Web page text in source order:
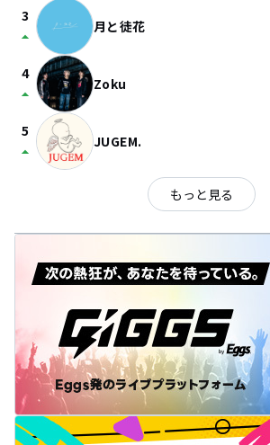
3
arrow_drop_up 月と徒花
4
arrow_drop_up Zoku
5
arrow_drop_up JUGEM.
もっと見る